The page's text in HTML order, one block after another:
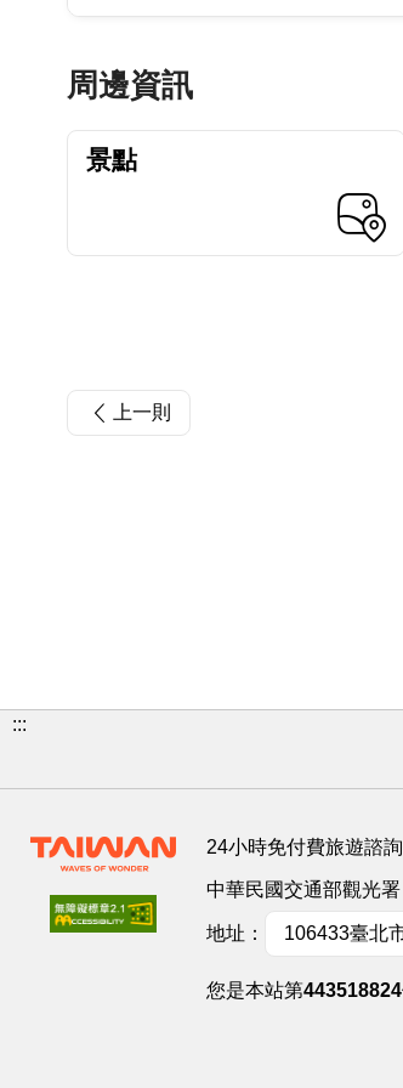
周邊資訊
景點
上一則
:::
24小時免付費旅遊諮詢
中華民國交通部觀光
地址： 106433臺北
您是本站第443518824